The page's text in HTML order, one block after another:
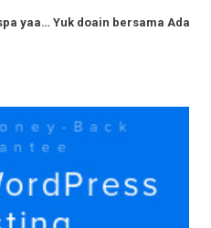
yaa… Yuk doain bersama Ada